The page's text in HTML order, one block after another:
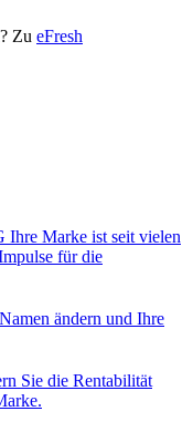
Zu eFresh
Ihre Marke ist seit vielen
für die
ändern und Ihre
Sie die Rentabilität